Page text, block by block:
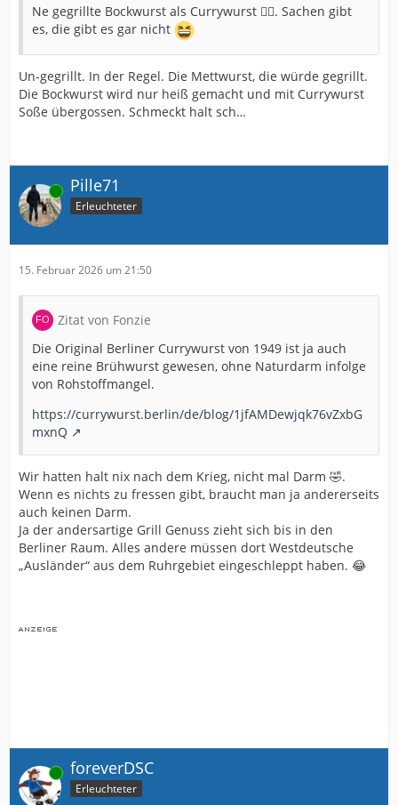
Ne gegrillte Bockwurst als Currywurst 😵‍💫. Sachen gibt
es, die gibt es gar nicht
Un-gegrillt. In der Regel. Die Mettwurst, die würde gegrillt.
Die Bockwurst wird nur heiß gemacht und mit Currywurst
Soße übergossen. Schmeckt halt sch…
Online Pille71
Erleuchteter
15. Februar 2026 um 21:50
Zitat von Fonzie
Die Original Berliner Currywurst von 1949 ist ja auch
eine reine Brühwurst gewesen, ohne Naturdarm infolge
von Rohstoffmangel.
https://currywurst.berlin/de/blog/1jfAMDewjqk76vZxbG
mxnQ
Wir hatten halt nix nach dem Krieg, nicht mal Darm 🤣.
Wenn es nichts zu fressen gibt, braucht man ja andererseits
auch keinen Darm.
Ja der andersartige Grill Genuss zieht sich bis in den
Berliner Raum. Alles andere müssen dort Westdeutsche
„Ausländer“ aus dem Ruhrgebiet eingeschleppt haben. 😂
Online foreverDSC
Erleuchteter